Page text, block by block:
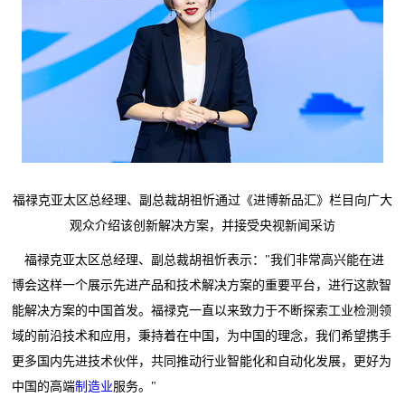
福禄克亚太区总经理、副总裁胡祖忻通过《进博新品汇》栏目向广大
观众介绍该创新解决方案，并接受央视新闻采访
福禄克亚太区总经理、副总裁胡祖忻表示："我们非常高兴能在进
博会这样一个展示先进产品和技术解决方案的重要平台，进行这款智
能解决方案的中国首发。福禄克一直以来致力于不断探索工业检测领
域的前沿技术和应用，秉持着在中国，为中国的理念，我们希望携手
更多国内先进技术伙伴，共同推动行业智能化和自动化发展，更好为
中国的高端制造业服务。 "